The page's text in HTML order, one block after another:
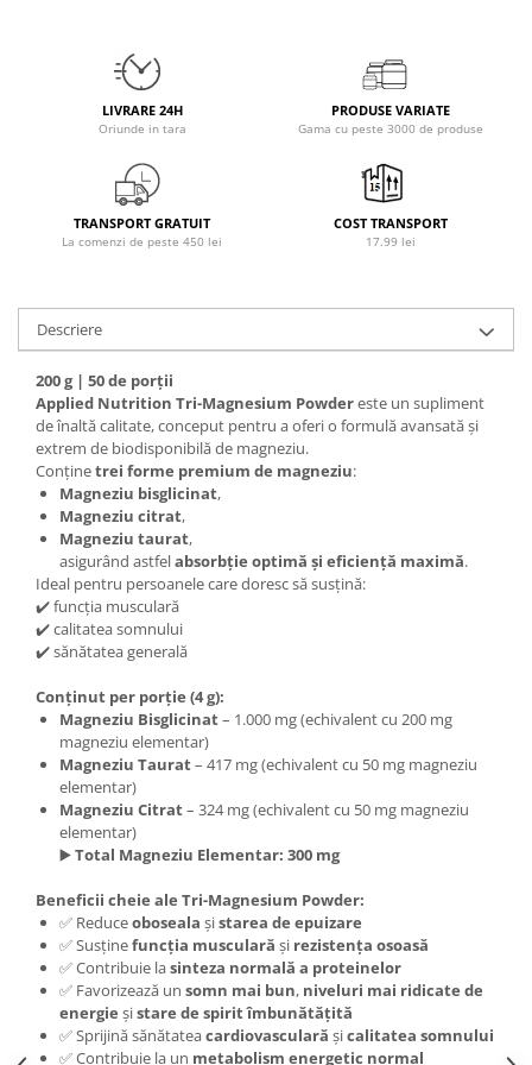
PerfectShaker
Power System
Puritan`s Pride
Raw Nutrition
Rich Piana 5% Nutrition
Scitec
Scivation
Skill Nutrition
Smart Shake
Swanson
Under Armour
Universal
Vitargo
Weider
LIVRARE 24H
Oriunde in tara
PRODUSE VARIATE
Gama cu peste 3000 de produse
TRANSPORT GRATUIT
La comenzi de peste 450 lei
COST TRANSPORT
17.99 lei
Descriere
200 g | 50 de porții
Applied Nutrition Tri-Magnesium Powdereste un supliment
de înaltă calitate, conceput pentru a oferi o formulă avansată și
extrem de biodisponibilă de magneziu.
Conținetrei forme premium de magneziu:
Magneziu bisglicinat,
Magneziu citrat,
Magneziu taurat,
asigurând astfelabsorbție optimă și eficiență maximă.
Ideal pentru persoanele care doresc să susțină:
✔️ funcția musculară
✔️ calitatea somnului
✔️ sănătatea generală
Conținut per porție (4 g):
Magneziu Bisglicinat– 1.000 mg (echivalent cu 200 mg
magneziu elementar)
Magneziu Taurat– 417 mg (echivalent cu 50 mg magneziu
elementar)
Magneziu Citrat– 324 mg (echivalent cu 50 mg magneziu
elementar)
▶️Total Magneziu Elementar: 300 mg
Beneficii cheie ale Tri-Magnesium Powder:
✅ Reduceoboseala șistarea de epuizare
✅ Susținefuncția musculară și rezistența osoasă
✅ Contribuie lasinteza normală a proteinelor
✅ Favorizează un somn mai bun, niveluri mai ridicate de
energie șistare de spirit îmbunătățită
✅ Sprijină sănătateacardiovasculară șicalitatea somnului
✅ Contribuie la un metabolism energetic normal